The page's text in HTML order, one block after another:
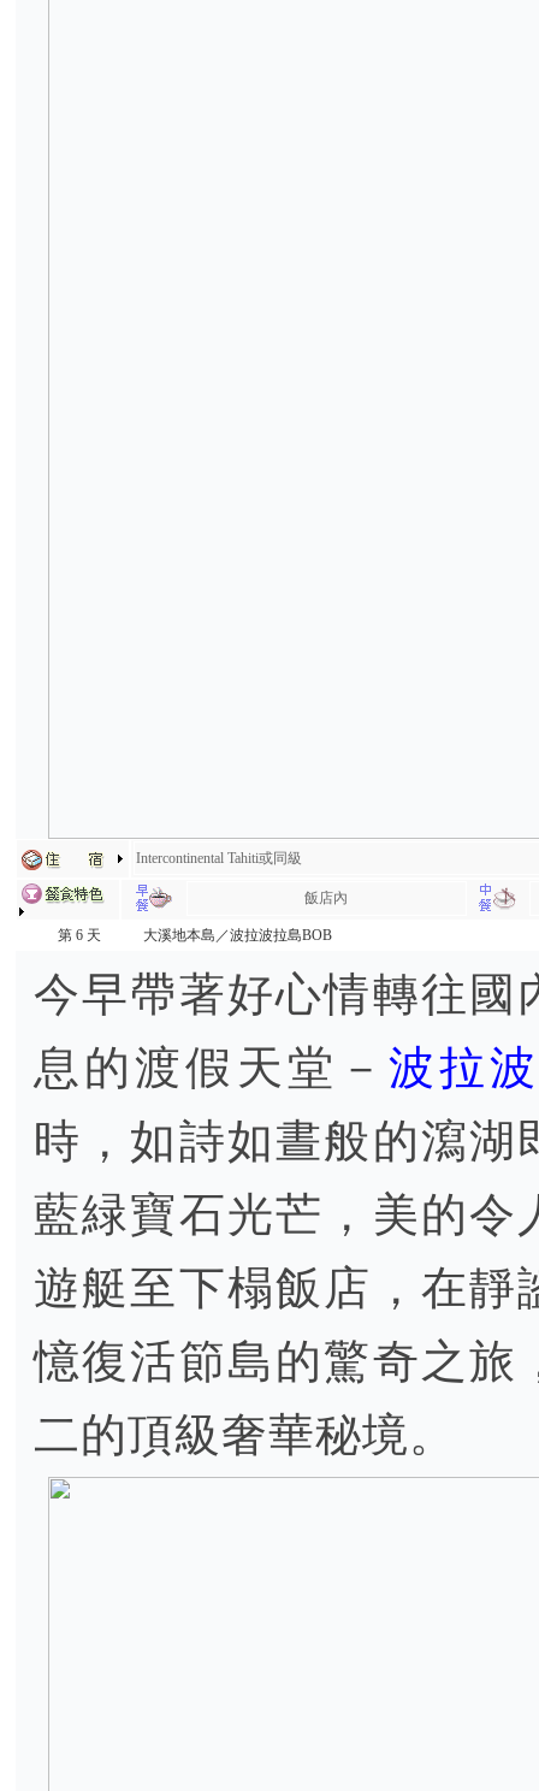
Intercontinental Tahiti或同級
飯店內
第 6 天 大溪地本島／波拉波拉島BOB
今早帶著好心情轉往國
息的渡假天堂－ 波拉
時，如詩如晝般的瀉
藍緑寶石光芒，美的令
遊艇至下榻飯店，在靜
憶復活節島的驚奇之旅
二的頂級奢華秘境。